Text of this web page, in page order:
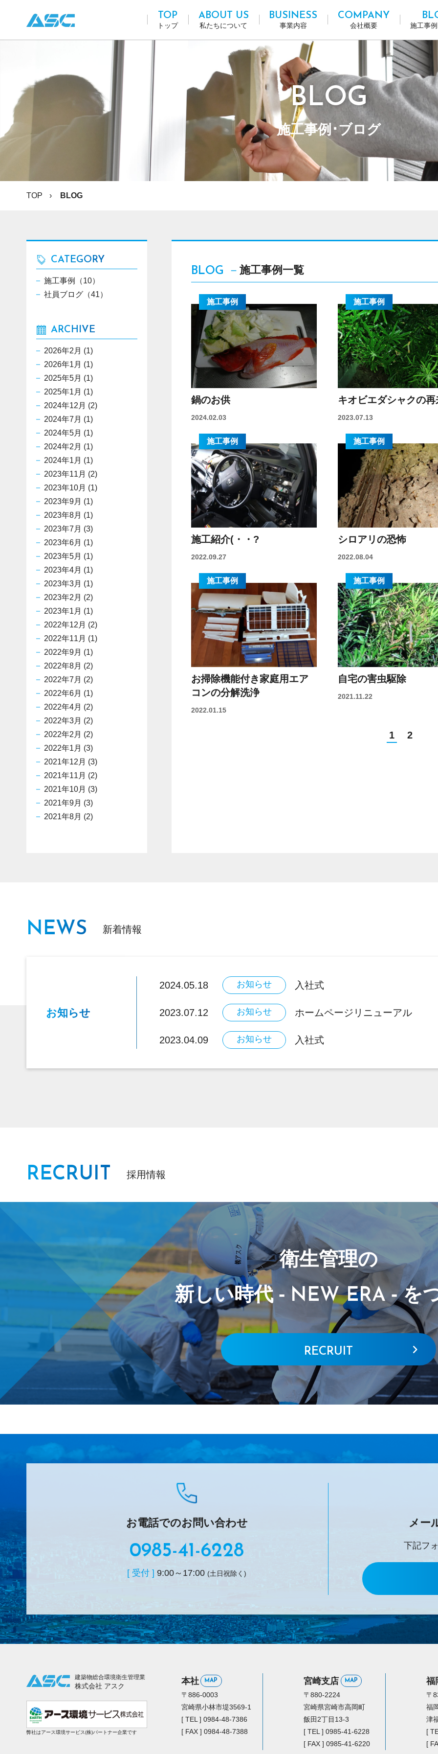
TOP
トップ
ABOUT US
私たちについて
BUSINESS
事業内容
COMPANY
会社概要 施工事
BLOG
施工事例･ブログ
TOP BLOG
BLOG － 施工事例一覧
鍋のお供
2024.02.03
施工事例
キオビエダシャクの再
2023.07.13
施工事例
施工紹介(・・?
2022.09.27
施工事例
シロアリの恐怖
2022.08.04
施工事例
お掃除機能付き家庭用エア
コンの分解洗浄
2022.01.15
施工事例
自宅の害虫駆除
2021.11.22
施工事例
1 2
CATEGORY
施工事例（10）
社員ブログ（41）
ARCHIVE
2026年2月 (1)
2026年1月 (1)
2025年5月 (1)
2025年1月 (1)
2024年12月 (2)
2024年7月 (1)
2024年5月 (1)
2024年2月 (1)
2024年1月 (1)
2023年11月 (2)
2023年10月 (1)
2023年9月 (1)
2023年8月 (1)
2023年7月 (3)
2023年6月 (1)
2023年5月 (1)
2023年4月 (1)
2023年3月 (1)
2023年2月 (2)
2023年1月 (1)
2022年12月 (2)
2022年11月 (1)
2022年9月 (1)
2022年8月 (2)
2022年7月 (2)
2022年6月 (1)
2022年4月 (2)
2022年3月 (2)
2022年2月 (2)
2022年1月 (3)
2021年12月 (3)
2021年11月 (2)
2021年10月 (3)
2021年9月 (3)
2021年8月 (2)
NEWS 新着情報
お知らせ
2024.05.18 お知らせ 入社式
2023.07.12 お知らせ ホームページリニューアル
2023.04.09 お知らせ 入社式
RECRUIT 採用情報
衛生管理の
新しい時代 - NEW ERA-を
RECRUIT
お電話でのお問い合わせ
0985-41-6228
[ 受付 ] 9:00～17:00 (土日祝除く)
メー
下記フ
建築物総合環境衛生管理業
株式会社 アスク
弊社はアース環境サービス(株)パートナー企業です
本社 MAP
〒886-0003
宮崎県小林市堤3569-1
[ TEL ] 0984-48-7386
[ FAX ] 0984-48-7388
宮崎支店 MAP
〒880-2224
宮崎県宮崎市高岡町
飯田2丁目13-3
[ TEL ] 0985-41-6228
[ FAX ] 0985-41-6220
福
〒
福
津
[
[